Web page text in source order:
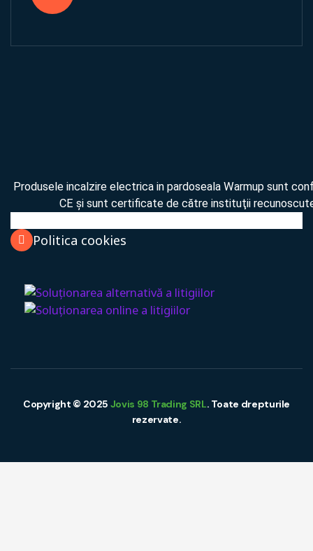
Produsele incalzire electrica in pardoseala Warmup sunt
CE şi sunt certificate de către instituţii
Politica cookies
Copyright © 2025 Jovis 98 Trading SRL. Toate drepturile
rezervate.